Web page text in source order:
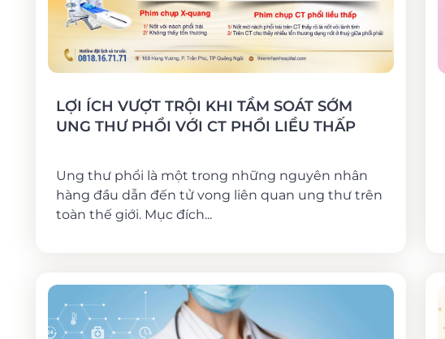
LỢI ÍCH VƯỢT TRỘI KHI TẦM SOÁT SỚM
UNG THƯ PHỔI VỚI CT PHỔI LIỀU THẤP
Ung thư phổi là một trong những nguyên nhân
hàng đầu dẫn đến tử vong liên quan ung thư trên
toàn thế giới. Mục đích...